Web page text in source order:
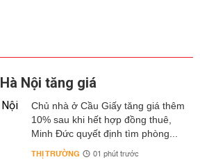
Nội tăng giá
Chủ nhà ở Cầu Giấy tăng giá thêm
10% sau khi hết hợp đồng thuê,
Minh Đức quyết định tìm phòng...
THỊ TRƯỜNG 01 phút trước